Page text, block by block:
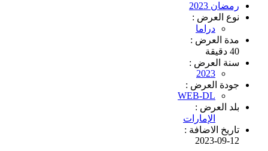
رمضان 2023
نوع العرض :
دراما
مدة العرض :
40 دقيقة
سنة العرض :
2023
جودة العرض :
WEB-DL
بلد العرض :
الإمارات
تاريخ الاضافة :
2023-09-12